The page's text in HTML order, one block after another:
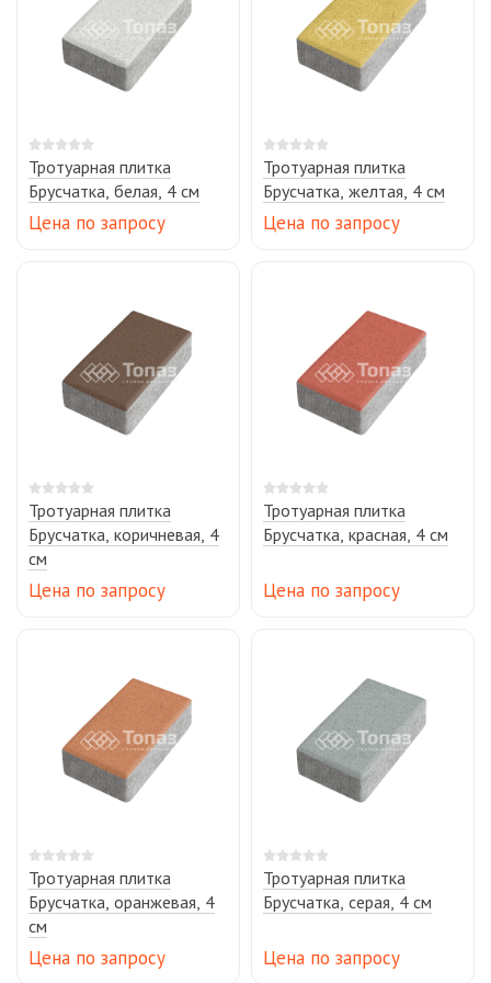
Тротуарная плитка
Брусчатка, белая, 4 см
Цена по запросу
Тротуарная плитка
Брусчатка, желтая, 4 см
Цена по запросу
Тротуарная плитка
Брусчатка, коричневая, 4
см
Цена по запросу
Тротуарная плитка
Брусчатка, красная, 4 см
Цена по запросу
Тротуарная плитка
Брусчатка, оранжевая, 4
см
Цена по запросу
Тротуарная плитка
Брусчатка, серая, 4 см
Цена по запросу